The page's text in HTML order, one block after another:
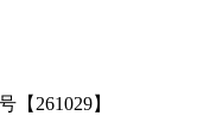
261029】